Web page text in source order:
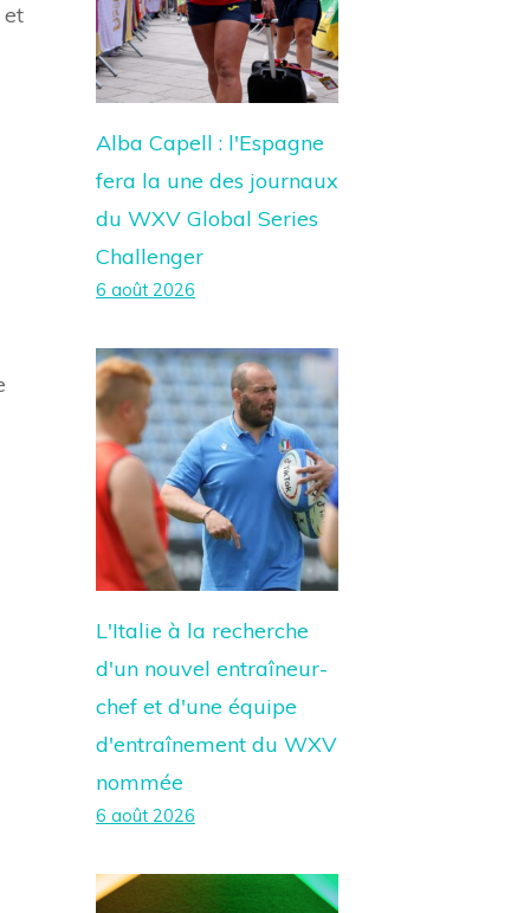
et
Alba Capell : l'Espagne
fera la une des journaux
du WXV Global Series
Challenger
6 août 2026
L'Italie à la recherche
d'un nouvel entraîneur-
chef et d'une équipe
d'entraînement du WXV
nommée
6 août 2026